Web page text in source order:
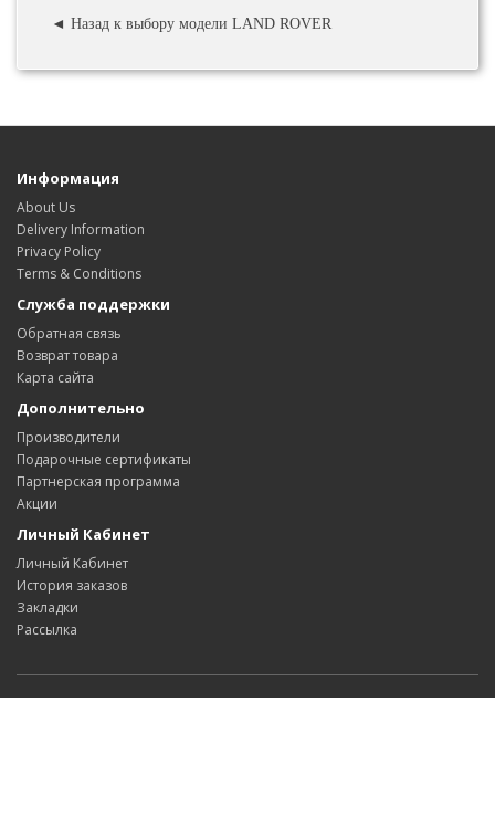
◄ Назад к выбору модели LAND ROVER
Информация
About Us
Delivery Information
Privacy Policy
Terms & Conditions
Служба поддержки
Обратная связь
Возврат товара
Карта сайта
Дополнительно
Производители
Подарочные сертификаты
Партнерская программа
Акции
Личный Кабинет
Личный Кабинет
История заказов
Закладки
Рассылка